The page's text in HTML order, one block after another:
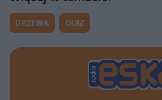
DRZEWA QUIZ